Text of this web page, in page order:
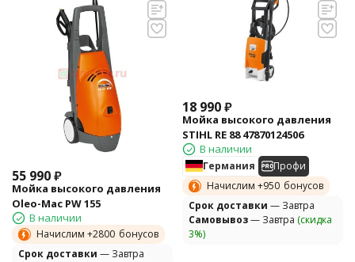
55 990₽
Мойка высокого давления
Oleo-Mac PW 155
В наличии
Начислим +2800 бонусов
Cрок доставки — Завтра
18 990₽
Мойка высокого давления
STIHL RE 88 47870124506
В наличии
Германия
Профи
Начислим +950 бонусов
Cрок доставки — Завтра
Самовывоз— Завтра (скидка
3%)